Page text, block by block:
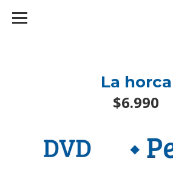
La horca
$6.990